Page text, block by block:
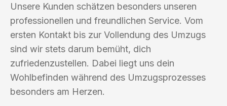
Unsere Kunden schätzen besonders unseren
professionellen und freundlichen Service. Vom
ersten Kontakt bis zur Vollendung des Umzugs
sind wir stets darum bemüht, dich
zufriedenzustellen. Dabei liegt uns dein
Wohlbefinden während des Umzugsprozesses
besonders am Herzen.